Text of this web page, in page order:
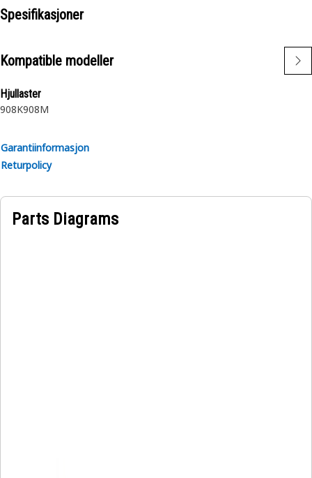
Spesifikasjoner
Kompatible modeller
Hjullaster
908K908M
Garantiinformasjon
Returpolicy
Parts Diagrams